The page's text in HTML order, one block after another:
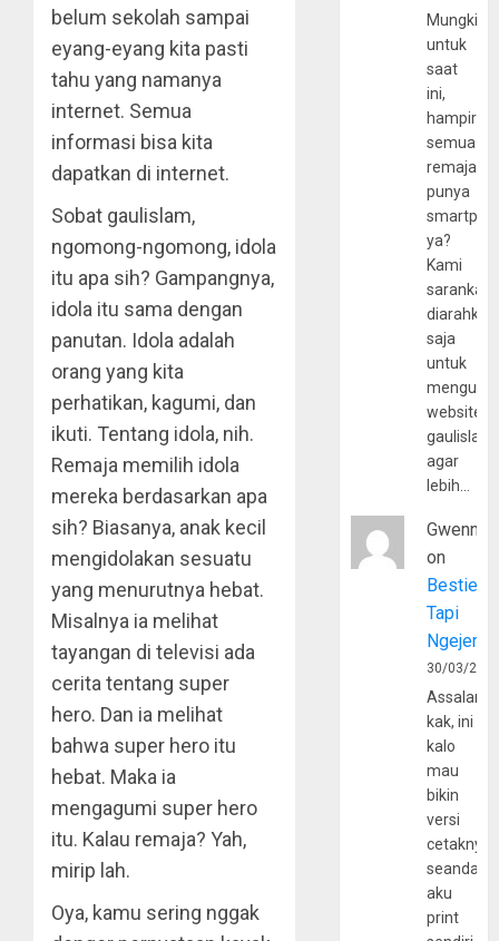
belum sekolah sampai
eyang-eyang kita pasti
tahu yang namanya
internet. Semua
informasi bisa kita
dapatkan di internet.
Sobat gaulislam,
ngomong-ngomong, idola
itu apa sih? Gampangnya,
idola itu sama dengan
panutan. Idola adalah
orang yang kita
perhatikan, kagumi, dan
ikuti. Tentang idola, nih.
Remaja memilih idola
mereka berdasarkan apa
sih? Biasanya, anak kecil
mengidolakan sesuatu
yang menurutnya hebat.
Misalnya ia melihat
tayangan di televisi ada
cerita tentang super
hero. Dan ia melihat
bahwa super hero itu
hebat. Maka ia
mengagumi super hero
itu. Kalau remaja? Yah,
mirip lah.
Oya, kamu sering nggak
Mungkin
untuk
saat
ini,
hampir
semua
remaja
punya
ya?
Kami
sarankan,
diarahkan
saja
untuk
website
agar
lebih…
Gwenny
on
Bestie
Tapi
30/03/
kak, ini
kalo
mau
bikin
versi
cetaknya
aku
print